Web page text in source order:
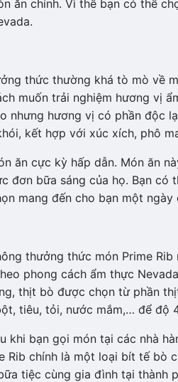
ăn chính. Vì thế bạn có thể
thức thường khá tò mò về
muốn trải nghiệm hương vị
nhưng hương vị có phần độc
kết hợp với xúc xích, phô
ăn cực kỳ hấp dẫn. Món ăn
đơn bữa sáng của họ. Bạn
mang đến cho bạn một
thưởng thức món Prime
phong cách ẩm thực
thịt bò được chọn từ phần
tiêu, tỏi, nước mắm,… để độ
khi bạn gọi món tại các nhà
Rib chính là một loại bít tế bò
tiệc cùng gia đình tại